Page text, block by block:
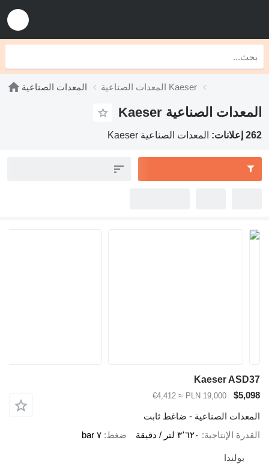
المعدات الصناعية المعدات الصناعية Kaeser
المعدات الصناعية Kaeser
262 إعلانات: المعدات الصناعية Kaeser
Kaeser ASD37
$5,098
PLN 19,000
≈ €4,412
المعدات الصناعية - ضاغط ثابت
القدرة الإنتاجية
٣٬٦٢٠ لتر / دقيقة ضغط ٧ bar
بولندا